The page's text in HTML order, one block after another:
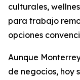
culturales,
para trabajo
opciones
Aunque
de negocios, hoy